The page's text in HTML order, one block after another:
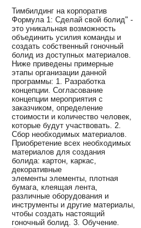
Тимбилдинг на корпоратив
Формула 1: Сделай свой болид" -
это уникальная возможность
объединить усилия команды и
создать собственный гоночный
болид из доступных материалов.
Ниже приведены примерные
этапы организации данной
программы: 1. Разработка
концепции. Согласование
концепции мероприятия с
заказчиком, определение
стоимости и количество человек,
которые будут участвовать. 2.
Сбор необходимых материалов.
Приобретение всех необходимых
материалов для создания
болида: картон, каркас,
декоративные
элементы элементы, плотная
бумага, клеящая лента,
различные оборудования и
инструменты и другие материалы,
чтобы создать настоящий
гоночный болид. 3. Обучение.